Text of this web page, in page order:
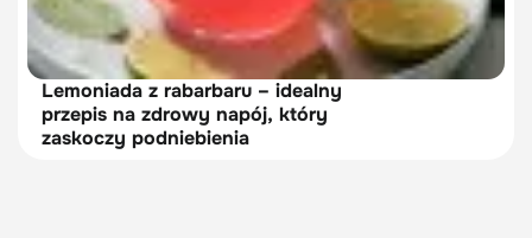
Lemoniada z rabarbaru – idealny
przepis na zdrowy napój, który
zaskoczy podniebienia